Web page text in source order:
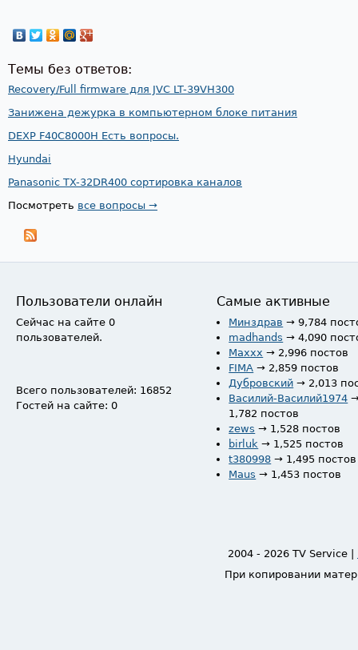
Темы без ответов:
Recovery/Full firmware для JVC LT-39VH300
Занижена дежурка в компьютерном блоке питания
DEXP F40C8000H Есть вопросы.
Hyundai
Panasonic TX-32DR400 сортировка каналов
Посмотреть все вопросы →
Пользователи онлайн
Сейчас на сайте 0
пользователей.
Всего пользователей: 16852
Гостей на сайте: 0
Самые активные
Минздрав → 9,784
madhands → 4,090
Maxxx → 2,996 постов
FIMA → 2,859 постов
Дубровский → 2,013
Василий-Василий1974
1,782 постов
zews → 1,528 постов
birluk → 1,525 постов
t380998 → 1,495 постов
Maus → 1,453 постов
2004 - 2026 TV Service |
При копировании